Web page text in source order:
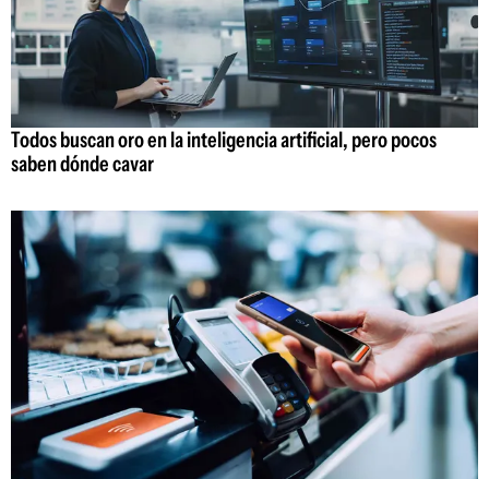
Todos buscan oro en la inteligencia artificial, pero pocos
saben dónde cavar